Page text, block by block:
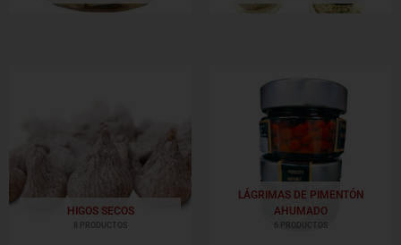
HIGOS SECOS
8 PRODUCTOS
LÁGRIMAS DE PIMENTÓN
AHUMADO
6 PRODUCTOS